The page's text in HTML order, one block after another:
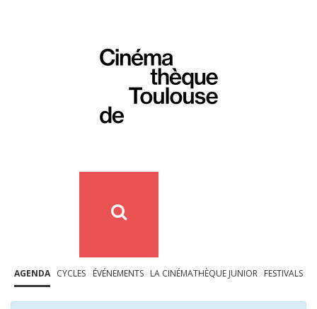
AGENDA CYCLES ÉVÉNEMENTS LA CINÉMATHÈQUE JUNIOR FESTIVALS